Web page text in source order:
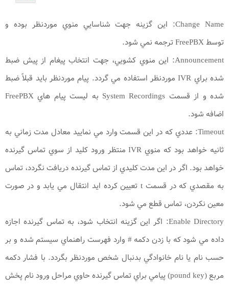
Change Name: اين گزينه جهت شناسايي منوي موردنظر بوده و
توسط FreePBX ترجمه نمي شود.
Announcement: اين منوي کشويي، جهت انتخاب پيغام از پيش ضبط
شده براي IVR موردنظر استفاده مي گردد. پيام موردنظر بايد قبلاً ضبط
شده و از قسمت System Recordings به ليست پيام هاي FreePBX
اضافه شود.
Timeout: عددي که در اين قسمت وارد مي نماييد معادل مدت زماني به
ثانيه خواهد بود که منوي IVR منتظر ورود کليد از سوي تماس گيرنده
خواهد بود. اگر در اين مدت کليدي از تماس گيرنده دريافت نگردد، تماس
به مقصدي که در قسمت t تعيين کرده ايد انتقال مي يابد و در صورت
معين نکردن، تماس قطع مي شود.
Enable Directory: اگر اين گزينه انتخاب شود، به تماس گيرنده اجازه
داده مي شود که با زدن دکمه # وارد فهرست راهنماي سيستم شده و بر
حسب نام يا نام خانوادگي بدنبال شخص موردنظر بگردد. با فشار دکمه
مربع (pound key) پيامي براي تماس گيرنده حاوي مراحل ورود نام پخش